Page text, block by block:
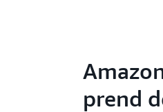
prend